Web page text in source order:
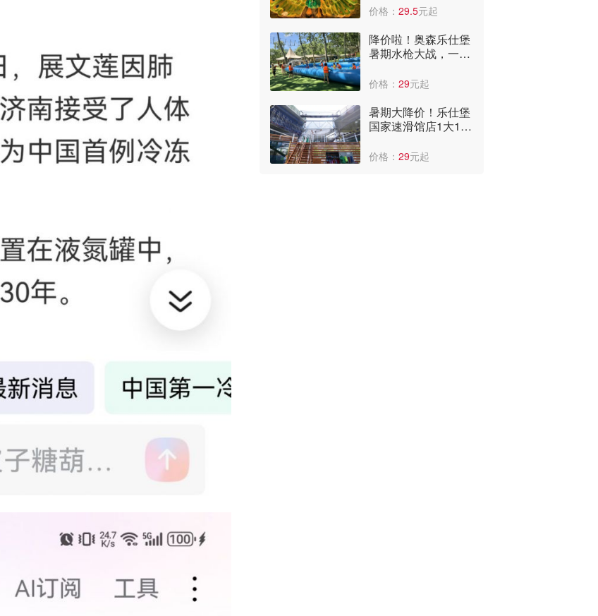
儿童乐园。
价格： 29.5元起
降价啦！奥森乐仕堡
暑期水枪大战，一大
还能享受平台补贴，
价格： 29元起
暑期大降价！乐仕堡
国家速滑馆店1大1小
太便宜了！
价格： 29元起